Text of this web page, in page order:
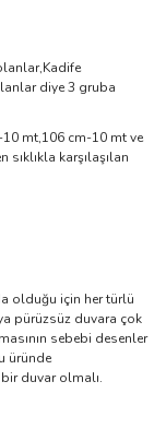
diye 3 gruba
mt,106 cm-10 mt ve
karşılaşılan
olduğu için her türlü
pürüzsüz duvara çok
sebebi desenler
üründe
duvar olmalı.